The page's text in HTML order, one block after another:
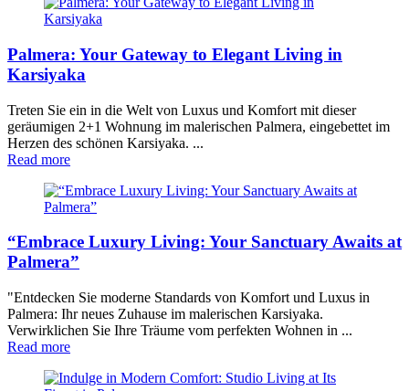
Palmera: Your Gateway to Elegant Living in
Karsiyaka
Treten Sie ein in die Welt von Luxus und Komfort mit dieser
geräumigen 2+1 Wohnung im malerischen Palmera, eingebettet im
Herzen des schönen Karsiyaka. ...
Read more
“Embrace Luxury Living: Your Sanctuary Awaits at
Palmera”
"Entdecken Sie moderne Standards von Komfort und Luxus in
Palmera: Ihr neues Zuhause im malerischen Karsiyaka.
Verwirklichen Sie Ihre Träume vom perfekten Wohnen in ...
Read more